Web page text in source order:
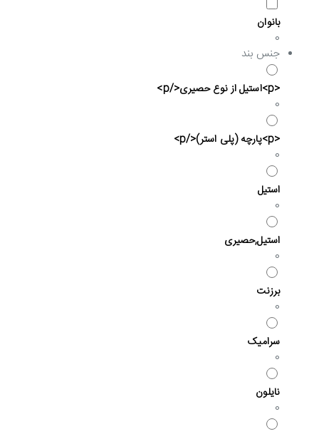
بانوان
0
جنس بند
<p>استیل از نوع حصیری</p>
0
<p>پارچه (پلی استر)</p>
0
استیل
0
استیل,حصیری
0
برزنت
0
سرامیک
0
نایلون
0